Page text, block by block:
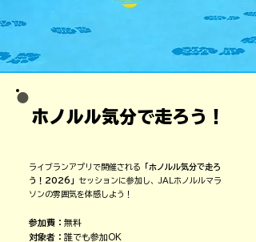
​ホノルル気分で走ろう！
ライブランアプリで開催される 「ホノルル気分で走ろ
う！2026」 セッションに参加し、JAL ホノルルマラ
ソンの雰囲気を体感しよう！
参加費： 無料
​対象者： 誰でも参加OK